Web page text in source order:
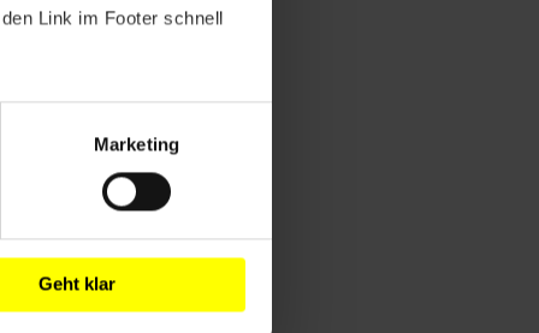
Link im Footer schnell
Marketing
Geht klar